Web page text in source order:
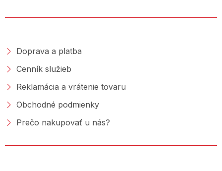
Doprava a platba
Cenník služieb
Reklamácia a vrátenie tovaru
Obchodné podmienky
Prečo nakupovať u nás?